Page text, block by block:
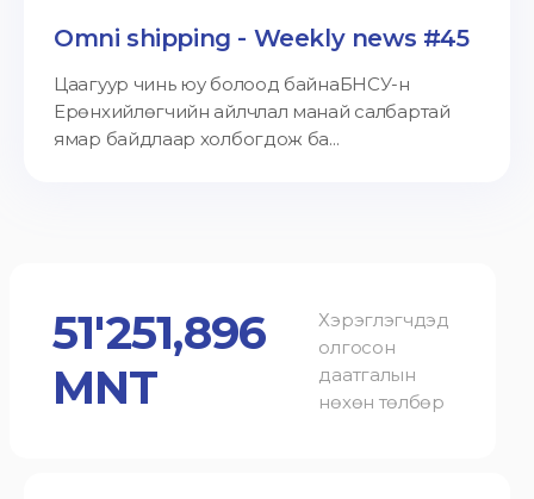
Omni shipping - Weekly news #45
Цаагуур чинь юу болоод байнаБНСУ-н
Ерөнхийлөгчийн айлчлал манай салбартай
ямар байдлаар холбогдож ба...
51'251,896
MNT
Хэрэглэгчдэд
олгосон
даатгалын
нөхөн төлбөр